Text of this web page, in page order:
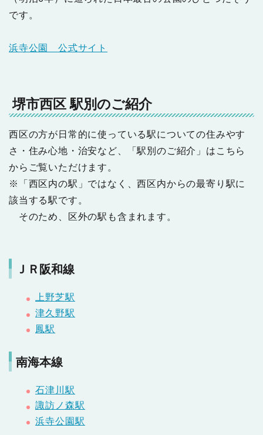
です。
浜寺公園 公式サイト
堺市西区 駅別のご紹介
西区の方が日常的に使っている駅についての住みやす
さ・住み心地・治安など、「駅別のご紹介」はこちら
からご覧いただけます。
※「西区内の駅」ではなく、西区内からの最寄り駅に
該当する駅です。
そのため、区外の駅も含まれます。
ＪＲ阪和線
上野芝駅
津久野駅
鳳駅
南海本線
石津川駅
諏訪ノ森駅
浜寺公園駅